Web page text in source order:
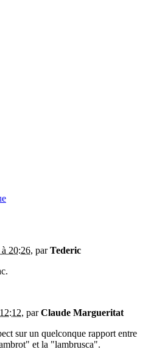
20:26, parTederic
, parClaude Margueritat
sur un quelconque rapport entre
et la "lambrusca".